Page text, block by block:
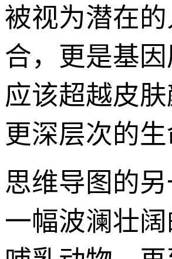
被视为潜在
合，更是基
应该超越皮
更深层次的
思维导图的
一幅波澜壮